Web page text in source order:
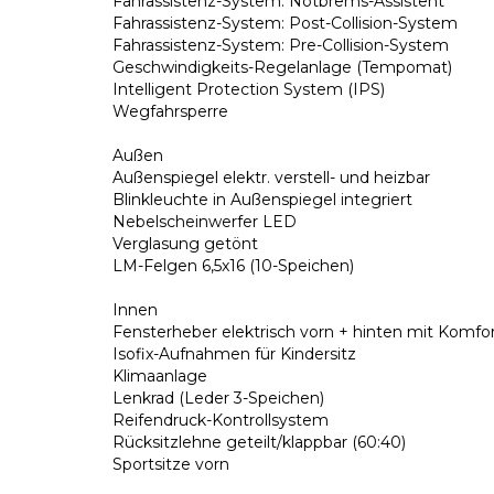
Fahrassistenz-System: Post-Collision-System
Fahrassistenz-System: Pre-Collision-System
Geschwindigkeits-Regelanlage (Tempomat)
Intelligent Protection System (IPS)
Wegfahrsperre
Außen
Außenspiegel elektr. verstell- und heizbar
Blinkleuchte in Außenspiegel integriert
Nebelscheinwerfer LED
Verglasung getönt
LM-Felgen 6,5x16 (10-Speichen)
Innen
Fensterheber elektrisch vorn + hinten mit
Isofix-Aufnahmen für Kindersitz
Klimaanlage
Lenkrad (Leder 3-Speichen)
Reifendruck-Kontrollsystem
Rücksitzlehne geteilt/klappbar (60:40)
Sportsitze vorn